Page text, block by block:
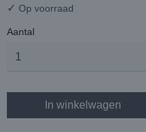
✓ Op voorraad
Aantal
In winkelwagen